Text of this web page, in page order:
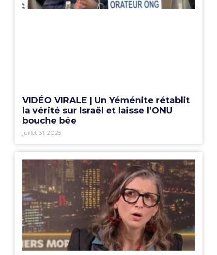
VIDÉO VIRALE | Un Yéménite rétablit
la vérité sur Israël et laisse l’ONU
bouche bée
juillet 31, 2025